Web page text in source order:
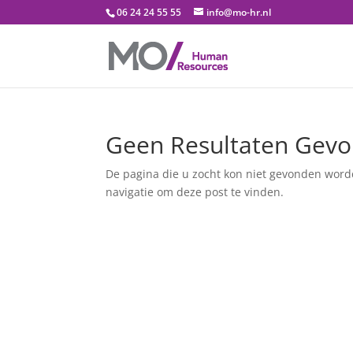
06 24 24 55 55 info@mo-hr.nl
Geen Resultaten
De pagina die u zocht kon niet gevonden
navigatie om deze post te vinden.